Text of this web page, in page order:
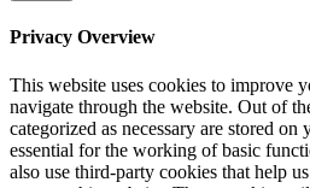
Privacy Overview
This website uses cookies to improve
navigate through the website. Out of
categorized as necessary are stored on
essential for the working of basic
also use third-party cookies that help